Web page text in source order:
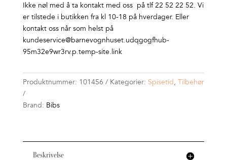
Ikke nøl med å ta kontakt med oss på tlf 22 52 22 52. Vi
er tilstede i butikken fra kl 10-18 på hverdager. Eller
kontakt oss når som helst på
kundeservice@barnevognhuset.udqgogfhub-
95m32e9wr3rv.p.temp-site.link
Produktnummer: 101456 Kategorier: Spisetid, Tilbehør
Brand: Bibs
Beskrivelse